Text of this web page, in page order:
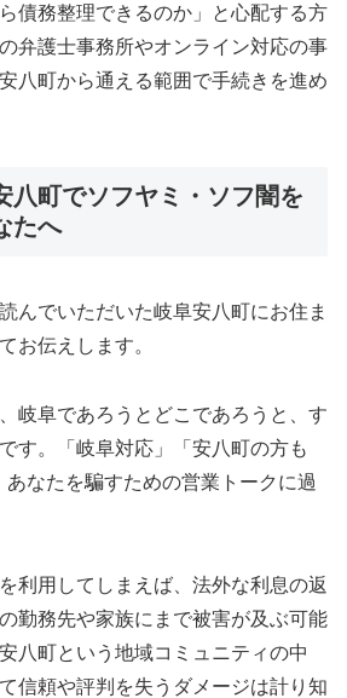
債務整理できるのか」と心配する方
弁護士事務所やオンライン対応の事
八町から通える範囲で手続きを進め
八町でソフヤミ・ソフ闇を
たへ
んでいただいた岐阜安八町にお住ま
お伝えします。
岐阜であろうとどこであろうと、す
す。「岐阜対応」「安八町の方も
なたを騙すための営業トークに過
利用してしまえば、法外な利息の返
勤務先や家族にまで被害が及ぶ可能
八町という地域コミュニティの中
信頼や評判を失うダメージは計り知